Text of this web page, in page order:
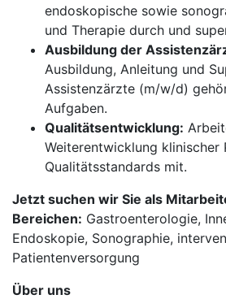
endoskopische sowie
und Therapie durch und
Ausbildung der
Ausbildung, Anleitung und
Assistenzärzte (m/w/d)
Aufgaben.
Qualitätsentwicklung:
Weiterentwicklung klinischer
Qualitätsstandards mit.
Jetzt suchen wir Sie als
Bereichen: Gastroenterologie,
Endoskopie, Sonographie,
Patientenversorgung
Über uns